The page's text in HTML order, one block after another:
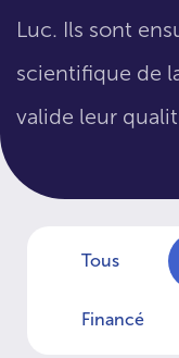
Luc. Ils sont
scientifique de
valide leur
Tous
Financé